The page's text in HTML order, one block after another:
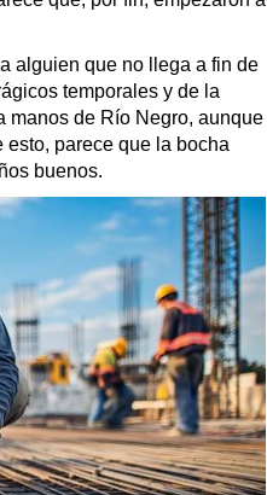
alguien que no llega a fin de
temporales y de la
manos de Río Negro, aunque
esto, parece que la bocha
buenos.